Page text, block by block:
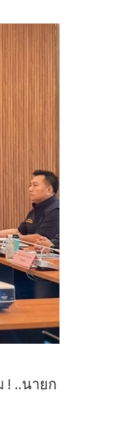
! ..นายก